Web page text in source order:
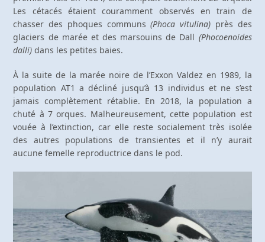
Les cétacés étaient couramment observés en train de
chasser des phoques communs(Phoca vitulina) près des
glaciers de marée et des marsouins de Dall (Phocoenoides
dalli) dans les petites baies.
À la suite de la marée noire de l’Exxon Valdez en 1989, la
population AT1 a décliné jusqu’à 13 individus et ne s’est
jamais complètement rétablie. En 2018, la population a
chuté à 7 orques. Malheureusement, cette population est
vouée à l’extinction, car elle reste socialement très isolée
des autres populations de transientes et il n’y aurait
aucune femelle reproductrice dans le pod.